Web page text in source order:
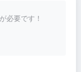
必要です！